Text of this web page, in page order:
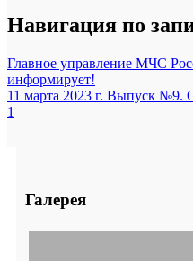
Навигация по
Главное управление МЧС
информирует!
11 марта 2023 г. Выпуск №9.
1
Галерея